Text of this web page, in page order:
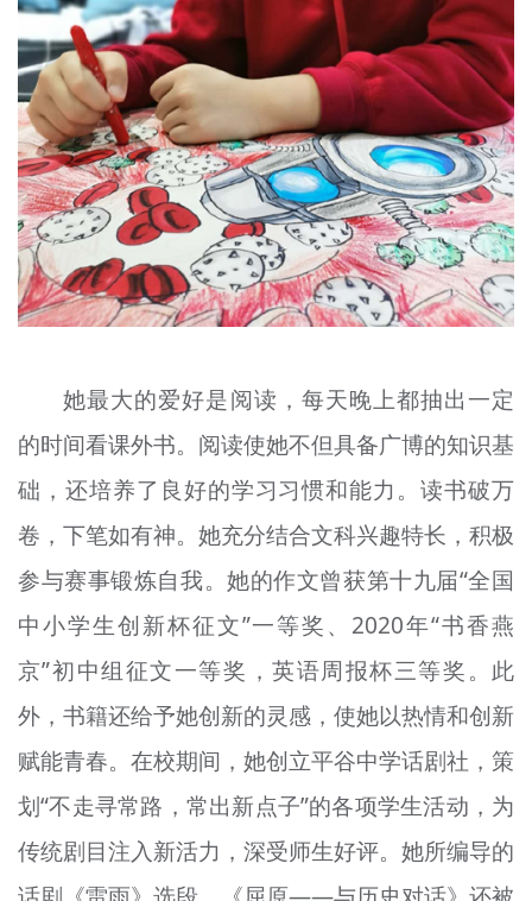
她最大的爱好是阅读，每天晚上都抽出一定
的时间看课外书。阅读使她不但具备广博的知识基
础，还培养了良好的学习习惯和能力。读书破万
卷，下笔如有神。她充分结合文科兴趣特长，积极
参与赛事锻炼自我。她的作文曾获第十九届“全国
中小学生创新杯征文”一等奖、2020年“书香燕
京”初中组征文一等奖，英语周报杯三等奖。此
外，书籍还给予她创新的灵感，使她以热情和创新
赋能青春。在校期间，她创立平谷中学话剧社，策
划“不走寻常路，常出新点子”的各项学生活动，为
传统剧目注入新活力，深受师生好评。她所编导的